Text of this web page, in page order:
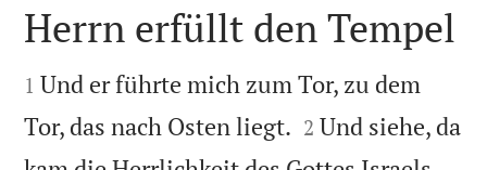

Herrn erfüllt den Tempel

1 Und er führte mich zum Tor, zu dem
Tor, das nach Osten liegt. 

2 Und siehe, da